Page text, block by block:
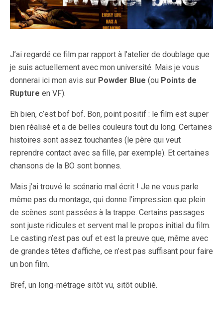
J’ai regardé ce film par rapport à l’atelier de doublage que
je suis actuellement avec mon université. Mais je vous
donnerai ici mon avis sur Powder Blue (ou Points de
Rupture en VF).
Eh bien, c’est bof bof. Bon, point positif : le film est super
bien réalisé et a de belles couleurs tout du long. Certaines
histoires sont assez touchantes (le père qui veut
reprendre contact avec sa fille, par exemple). Et certaines
chansons de la BO sont bonnes.
Mais j’ai trouvé le scénario mal écrit ! Je ne vous parle
même pas du montage, qui donne l’impression que plein
de scènes sont passées à la trappe. Certains passages
sont juste ridicules et servent mal le propos initial du film.
Le casting n’est pas ouf et est la preuve que, même avec
de grandes têtes d’affiche, ce n’est pas suffisant pour faire
un bon film.
Bref, un long-métrage sitôt vu, sitôt oublié.